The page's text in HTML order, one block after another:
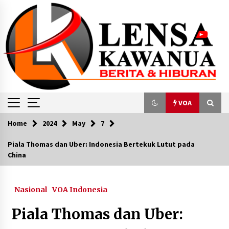
content
VOA
VOA
JK: Pemilu 2024 Terburuk Sepanjang Sejarah
March 12, 2024
Home 2024 May 7
Piala Thomas dan Uber: Indonesia Bertekuk Lutut pada
China
Nasional VOA Indonesia
Piala Thomas dan Uber: